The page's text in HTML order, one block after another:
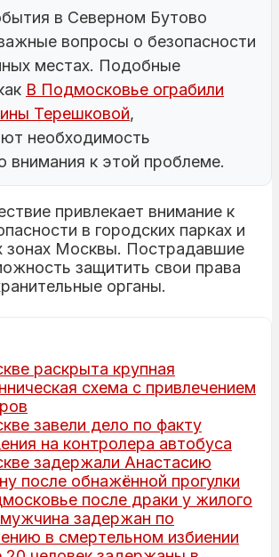
в Северном Бутово
вопросы о безопасности
местах. Подобные
В Подмосковье ограбили
Терешковой,
необходимость
внимания к этой проблеме.
привлекает внимание к
в городских парках и
зонах Москвы. Пострадавшие
защитить свои права
органы.
раскрыта крупная
схема с привлечением
завели дело по факту
на контролера автобуса
задержали Анастасию
после обнажённой прогулки
после драки у жилого
задержан по
в смертельном избиении